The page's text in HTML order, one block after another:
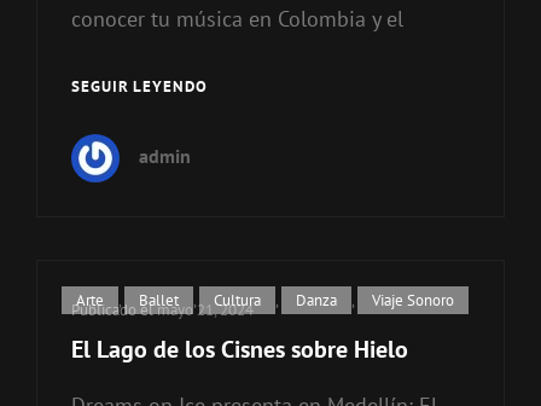
conocer tu música en Colombia y el
SEGUIR LEYENDO
admin
Enlaces
categorías
Arte , Ballet , Cultura , Danza , Viaje Sonoro
Publicado elmayo 21, 2024
El Lago de los Cisnes sobre Hielo